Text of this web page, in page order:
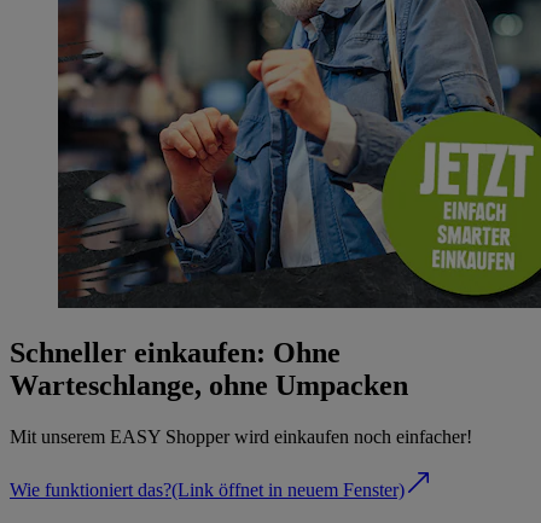
Schneller einkaufen: Ohne
Warteschlange, ohne Umpacken
Mit unserem EASY Shopper wird einkaufen noch einfacher!
Wie funktioniert das?(Link öffnet in neuem Fenster)